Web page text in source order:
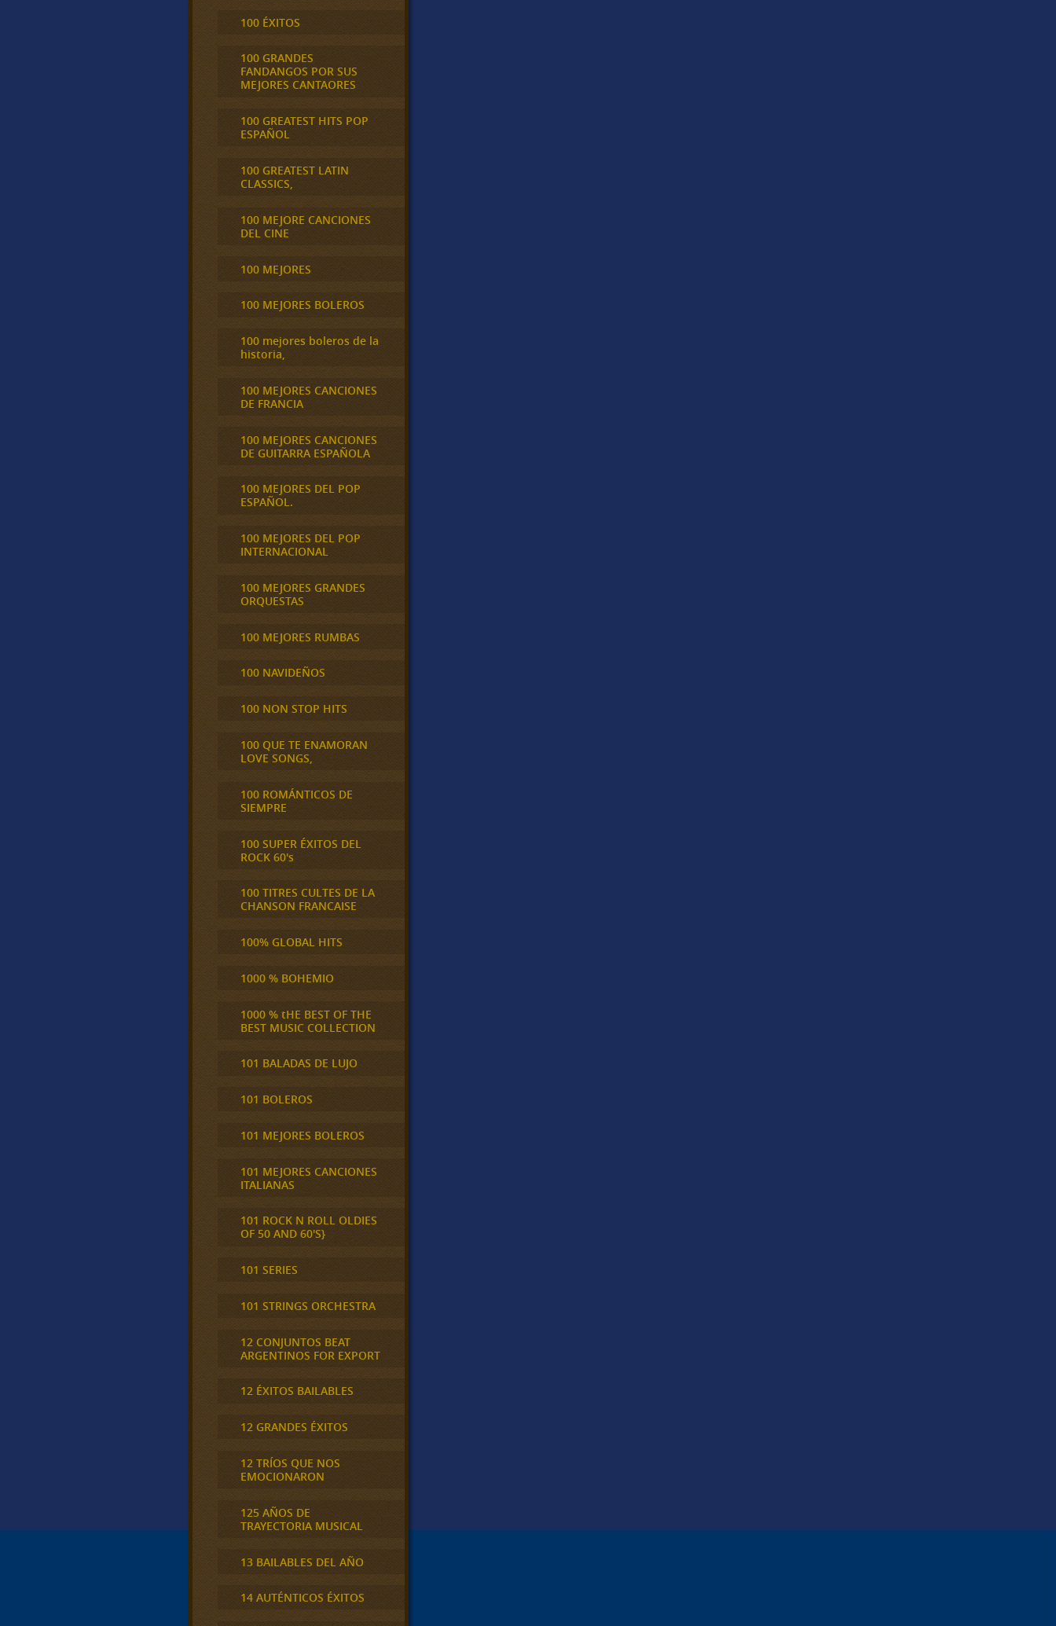
100 ÉXITOS
100 GRANDES
FANDANGOS POR SUS
MEJORES CANTAORES
100 GREATEST HITS POP
ESPAÑOL
100 GREATEST LATIN
CLASSICS,
100 MEJORE CANCIONES
DEL CINE
100 MEJORES
100 MEJORES BOLEROS
100 mejores boleros de la
historia,
100 MEJORES CANCIONES
DE FRANCIA
100 MEJORES CANCIONES
DE GUITARRA ESPAÑOLA
100 MEJORES DEL POP
ESPAÑOL.
100 MEJORES DEL POP
INTERNACIONAL
100 MEJORES GRANDES
ORQUESTAS
100 MEJORES RUMBAS
100 NAVIDEÑOS
100 NON STOP HITS
100 QUE TE ENAMORAN
LOVE SONGS,
100 ROMÁNTICOS DE
SIEMPRE
100 SUPER ÉXITOS DEL
ROCK 60's
100 TITRES CULTES DE LA
CHANSON FRANCAISE
100% GLOBAL HITS
1000 % BOHEMIO
1000 % tHE BEST OF THE
BEST MUSIC COLLECTION
101 BALADAS DE LUJO
101 BOLEROS
101 MEJORES BOLEROS
101 MEJORES CANCIONES
ITALIANAS
101 ROCK N ROLL OLDIES
OF 50 AND 60'S}
101 SERIES
101 STRINGS ORCHESTRA
12 CONJUNTOS BEAT
ARGENTINOS FOR EXPORT
12 ÉXITOS BAILABLES
12 GRANDES ÉXITOS
12 TRÍOS QUE NOS
EMOCIONARON
125 AÑOS DE
TRAYECTORIA MUSICAL
13 BAILABLES DEL AÑO
14 AUTÉNTICOS ÉXITOS